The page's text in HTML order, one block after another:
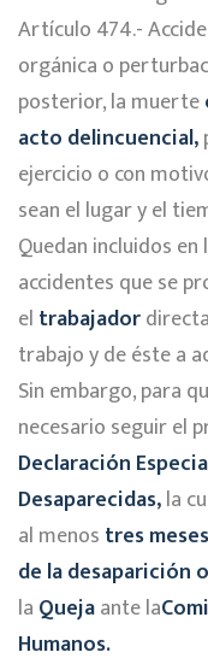
Artículo 474.-
orgánica o
posterior, la muerte
acto delincuencial,
ejercicio o con
sean el lugar y el
Quedan incluidos
accidentes que se
el trabajador
trabajo y de éste a
Sin embargo, para
necesario seguir el
Declaración
Desaparecidas,la
al menos tres meses
de la desaparición
la Quejaante la
Humanos.